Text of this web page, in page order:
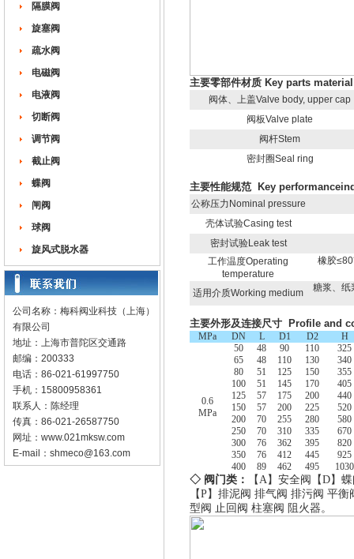
隔膜阀
旋塞阀
疏水阀
电磁阀
电液阀
切断阀
调节阀
截止阀
蝶阀
闸阀
球阀
旋风式脱水器
公司名称：梅科阀业科技（上海）
有限公司
地址：上海市普陀区交通路
邮编：200333
电话：86-021-61997750
手机：15800958361
联系人：陈经理
传真：86-021-26587750
网址： www.021mksw.com
E-mail： shmeco@163.com
主要零部件材质 Key parts material
阀体、上盖Valve body, upper cap
阀板Valve plate
阀杆Stem
密封圈Seal ring
主要性能规范 Key
公称压力Nominal pressure
壳体试验Casing test
密封试验Leak test
工作温度Operating
temperature
橡胶
适用介质Working medium 糖浆、纸
主要外形及连接尺寸 Profile and
MPa DN L D1 D2 H
0.6
MPa
50 48 90 110
325
65
48 110 130
340
80
51 125 150
355
100
51 145 170
405
125
57 175 200
440
150
57 200 225
520
200
70 255 280
580
250
70 310 335
670
300
76 362 395
820
350
76 412 445
925
400
89 462 495 1030
◇ 阀门类： 【A】 安全阀 【D】
【P】 排泥阀 排气阀 排污阀 平衡
型阀 止回阀 柱塞阀 阻火器。